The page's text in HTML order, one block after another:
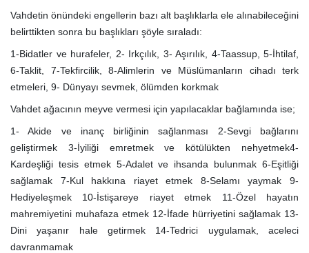
Vahdetin önündeki engellerin bazı alt başlıklarla ele alınabileceğini
belirttikten sonra bu başlıkları şöyle sıraladı:
1-Bidatler ve hurafeler, 2- Irkçılık, 3- Aşırılık, 4-Taassup, 5-İhtilaf,
6-Taklit, 7-Tekfircilik, 8-Alimlerin ve Müslümanların cihadı terk
etmeleri, 9- Dünyayı sevmek, ölümden korkmak
Vahdet ağacının meyve vermesi için yapılacaklar bağlamında ise;
1- Akide ve inanç birliğinin sağlanması 2-Sevgi bağlarını
geliştirmek 3-İyiliği emretmek ve kötülükten nehyetmek4-
Kardeşliği tesis etmek 5-Adalet ve ihsanda bulunmak 6-Eşitliği
sağlamak 7-Kul hakkına riayet etmek 8-Selamı yaymak 9-
Hediyeleşmek 10-İstişareye riayet etmek 11-Özel hayatın
mahremiyetini muhafaza etmek 12-İfade hürriyetini sağlamak 13-
Dini yaşanır hale getirmek 14-Tedrici uygulamak, aceleci
davranmamak